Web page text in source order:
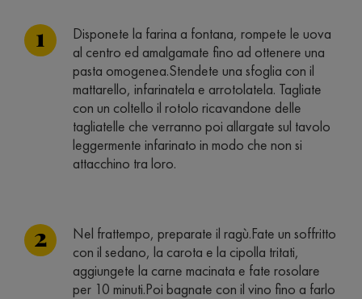
Disponete la farina a fontana, rompete le uova
al centro ed amalgamate fino ad ottenere una
pasta omogenea.Stendete una sfoglia con il
mattarello, infarinatela e arrotolatela. Tagliate
con un coltello il rotolo ricavandone delle
tagliatelle che verranno poi allargate sul tavolo
leggermente infarinato in modo che non si
attacchino tra loro.
Nel frattempo, preparate il ragù.Fate un soffritto
con il sedano, la carota e la cipolla tritati,
aggiungete la carne macinata e fate rosolare
per 10 minuti.Poi bagnate con il vino fino a farlo